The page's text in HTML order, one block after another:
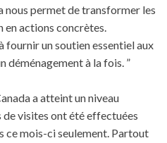
nous permet de transformer les
en actions concrètes.
fournir un soutien essentiel aux
déménagement à la fois. ”
a atteint un niveau
visites ont été effectuées
ce mois-ci seulement. Partout